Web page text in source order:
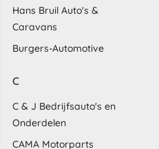
Hans Bruil Auto's &
Caravans
Burgers-Automotive
C
C & J Bedrijfsauto's en
Onderdelen
CAMA Motorparts